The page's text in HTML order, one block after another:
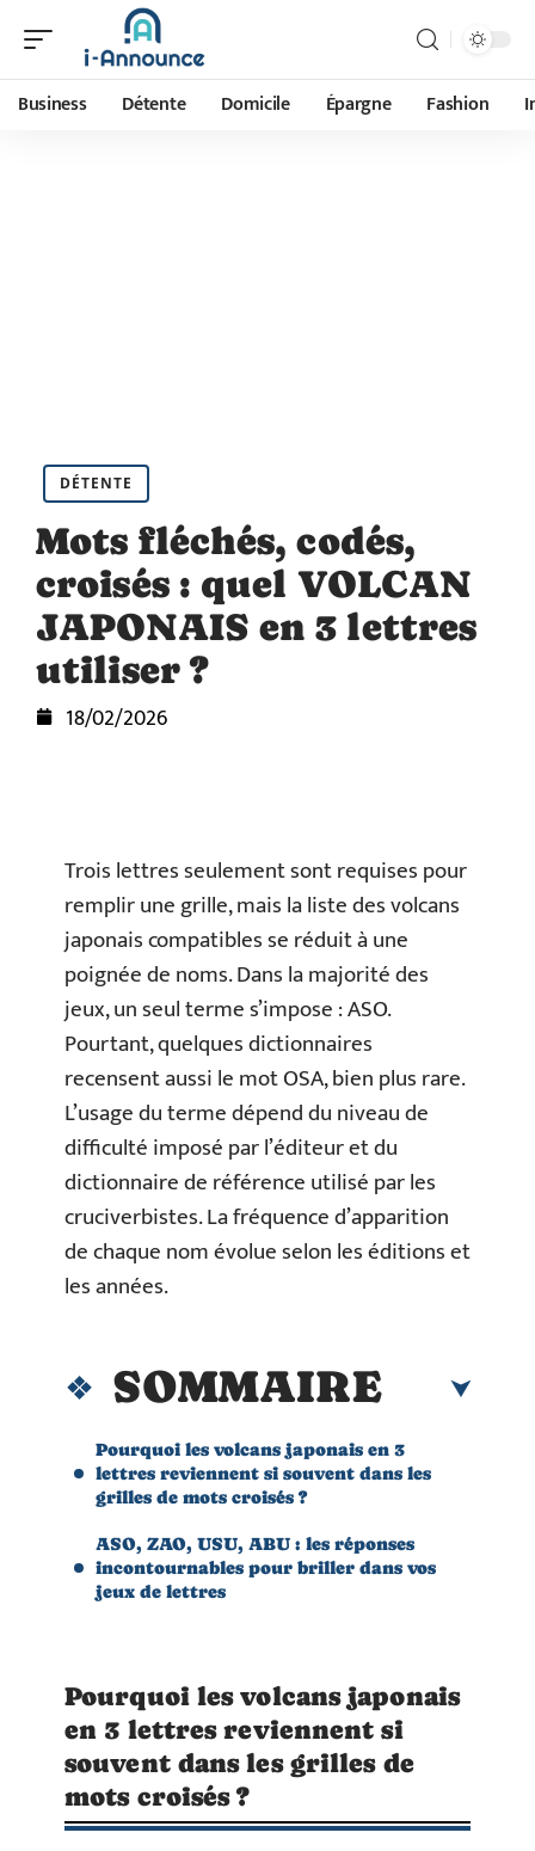
Business Détente Domicile Épargne Fashion
DÉTENTE
Mots fléchés, codés,
croisés : quel VOLCAN
JAPONAIS en 3 lettres
utiliser ?
18/02/2026
Trois lettres seulement sont requises pour
remplir une grille, mais la liste des volcans
japonais compatibles se réduit à une
poignée de noms. Dans la majorité des
jeux, un seul terme s’impose : ASO.
Pourtant, quelques dictionnaires
recensent aussi le mot OSA, bien plus rare.
L’usage du terme dépend du niveau de
difficulté imposé par l’éditeur et du
dictionnaire de référence utilisé par les
cruciverbistes. La fréquence d’apparition
de chaque nom évolue selon les éditions et
les années.
SOMMAIRE
Pourquoi les volcans japonais en 3
lettres reviennent si souvent dans les
grilles de mots croisés ?
ASO, ZAO, USU, ABU : les réponses
incontournables pour briller dans vos
jeux de lettres
Pourquoi les volcans japonais
en 3 lettres reviennent si
souvent dans les grilles de
mots croisés ?